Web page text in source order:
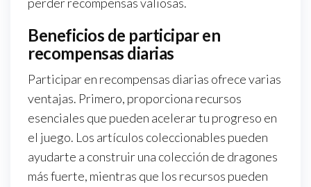
Beneficios de participar en
recompensas diarias
Participar en recompensas diarias ofrece varias
ventajas. Primero, proporciona recursos
esenciales que pueden acelerar tu progreso en
el juego. Los artículos coleccionables pueden
ayudarte a construir una colección de dragones
más fuerte, mientras que los recursos pueden